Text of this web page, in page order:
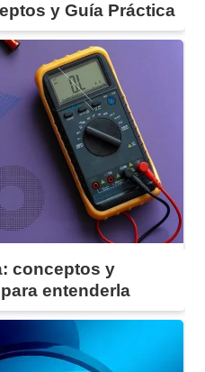
y Guía Práctica
conceptos y
entenderla